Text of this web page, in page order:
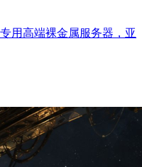
用高端裸金属服务器，亚